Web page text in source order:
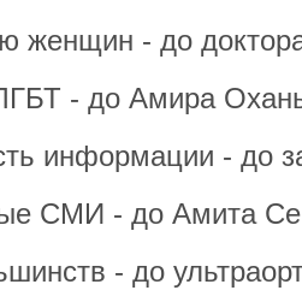
женщин - до
- до Амира
информации - до
СМИ - до Амита
- до